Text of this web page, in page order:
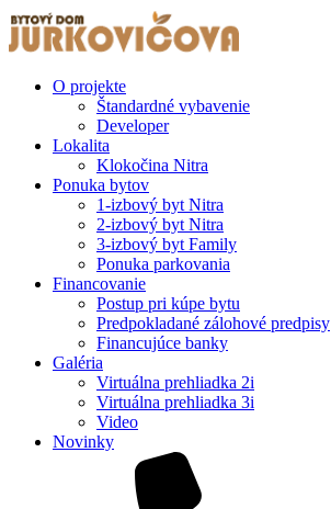
O projekte
Štandardné vybavenie
Developer
Lokalita
Klokočina Nitra
Ponuka bytov
1-izbový byt Nitra
2-izbový byt Nitra
3-izbový byt Family
Ponuka parkovania
Financovanie
Postup pri kúpe bytu
Predpokladané zálohové predpisy
Financujúce banky
Galéria
Virtuálna prehliadka 2i
Virtuálna prehliadka 3i
Video
Novinky